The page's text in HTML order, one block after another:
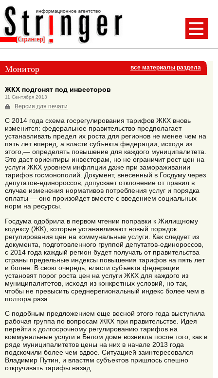
Монитор все материалы раздела
ЖКХ подгонят под инвесторов
11 Сентября 2013
Версия для печати
С 2014 года схема госрегулирования тарифов ЖКХ вновь
изменится: федеральное правительство предполагает
устанавливать предел их роста для регионов не менее чем на
пять лет вперед, а власти субъекта федерации, исходя из
этого,— определять повышение для каждого муниципалитета.
Это даст ориентиры инвесторам, но не ограничит рост цен на
услуги ЖКХ уровнем инфляции даже при замораживании
тарифов госмонополий. Документ, внесенный в Госдуму через
депутатов-единороссов, допускает отклонение от правил в
случае изменения нормативов потребления услуг и порядка
оплаты — оно произойдет вместе с введением социальных
норм на ресурсы.
Госдума одобрила в первом чтении поправки к Жилищному
кодексу (ЖК), которые устанавливают новый порядок
регулирования цен на коммунальные услуги. Как следует из
документа, подготовленного группой депутатов-единороссов,
с 2014 года каждый регион будет получать от правительства
страны предельные индексы повышения тарифов на пять лет
и более. В свою очередь, власти субъекта федерации
установят порог роста цен на услуги ЖКХ для каждого из
муниципалитетов, исходя из конкретных условий, но так,
чтобы не превысить среднерегиональный индекс более чем в
полтора раза.
С подобным предложением еще весной этого года выступила
рабочая группа по вопросам ЖКХ при правительстве. Идея
перейти к долгосрочному регулированию тарифов на
коммунальные услуги в Белом доме возникла после того, как в
ряде муниципалитетов цены на них в начале 2013 года
подскочили более чем вдвое. Ситуацией заинтересовался
Владимир Путин, и властям субъектов пришлось спешно
откручивать тарифы назад.